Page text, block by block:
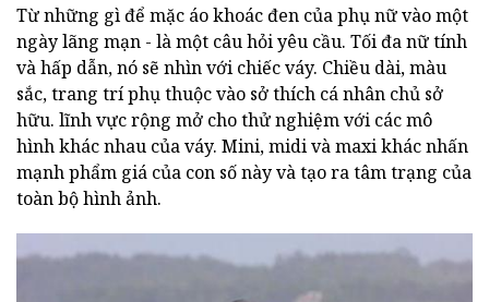
Từ những gì để mặc áo khoác đen của phụ nữ vào một
ngày lãng mạn - là một câu hỏi yêu cầu. Tối đa nữ tính
và hấp dẫn, nó sẽ nhìn với chiếc váy. Chiều dài, màu
sắc, trang trí phụ thuộc vào sở thích cá nhân chủ sở
hữu. lĩnh vực rộng mở cho thử nghiệm với các mô
hình khác nhau của váy. Mini, midi và maxi khác nhấn
mạnh phẩm giá của con số này và tạo ra tâm trạng của
toàn bộ hình ảnh.